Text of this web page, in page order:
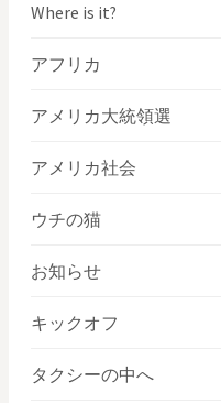
Where is it?
アフリカ
アメリカ大統領選
アメリカ社会
ウチの猫
お知らせ
キックオフ
タクシーの中へ